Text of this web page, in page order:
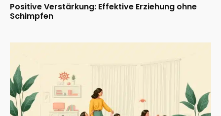
Positive Verstärkung: Effektive Erziehung ohne
Schimpfen